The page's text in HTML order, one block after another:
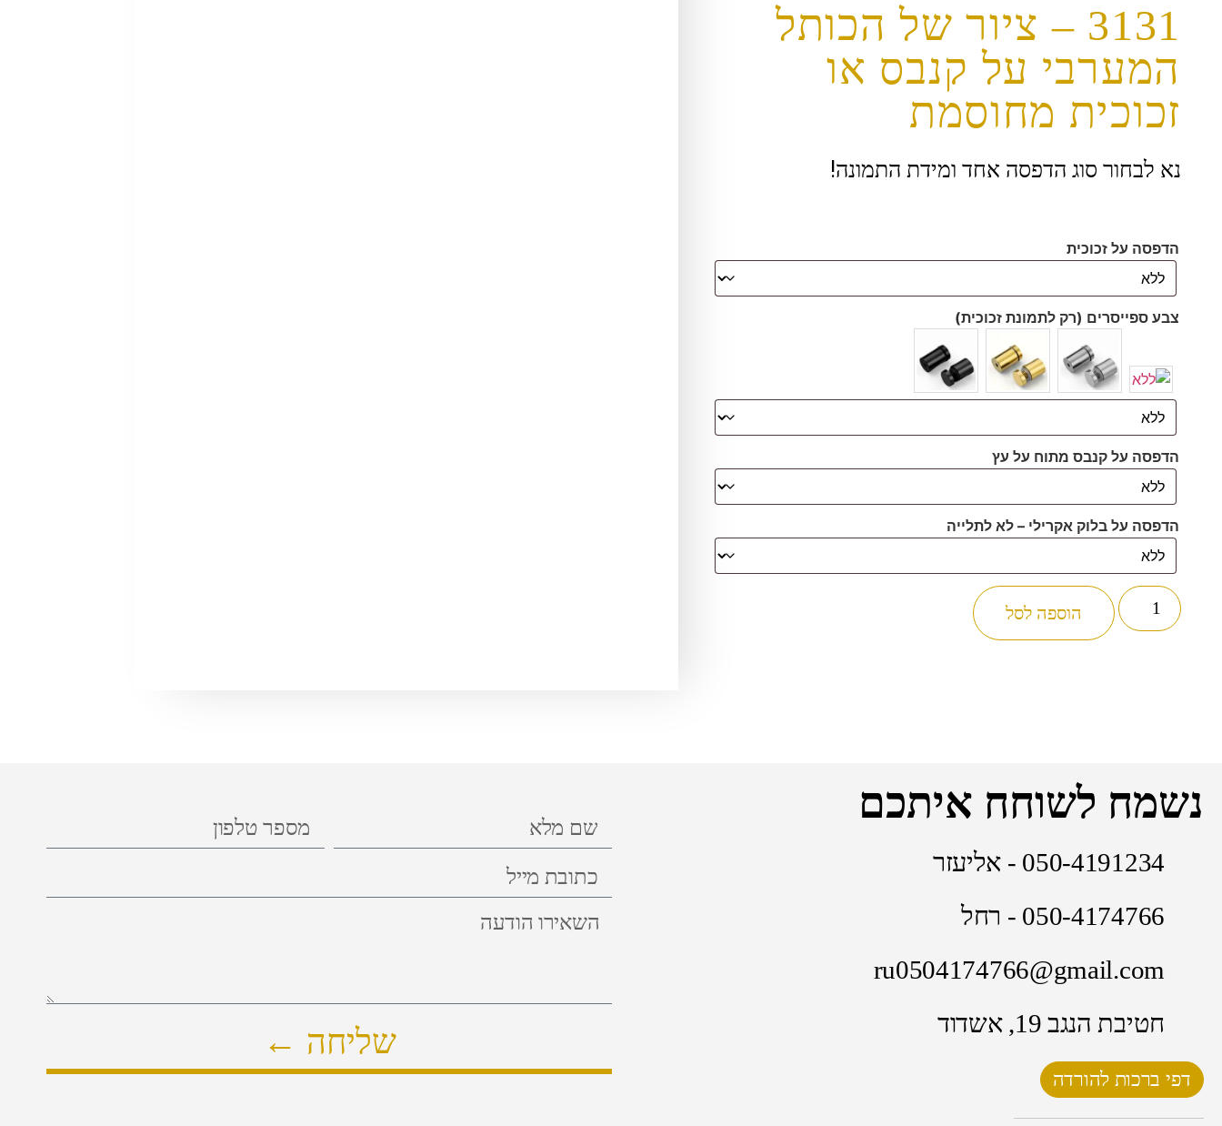
3131 – ציור של הכותל
המערבי על קנבס או
זכוכית מחוסמת
נא לבחור סוג הדפסה אחד ומידת התמונה!
הדפסה על זכוכית
צבע ספייסרים (רק לתמונת זכוכית)
הדפסה על קנבס מתוח על עץ
הדפסה על בלוק אקרילי – לא לתלייה
הוספה לסל
נשמח לשוחח איתכם
050-4191234 - אליעזר
050-4174766 - רחל
ru0504174766@gmail.com
חטיבת הנגב 19, אשדוד
דפי ברכות להורדה
שליחה ←